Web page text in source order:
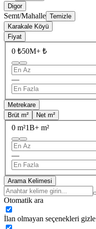
Digor
Semt/Mahalle Temizle
Karakale Köyü
Fiyat
0 ₺50M+ ₺
—
Metrekare
Brüt m²
Net m²
0 m²1B+ m²
—
Arama Kelimesi
Otomatik ara
İlan olmayan seçenekleri gizle